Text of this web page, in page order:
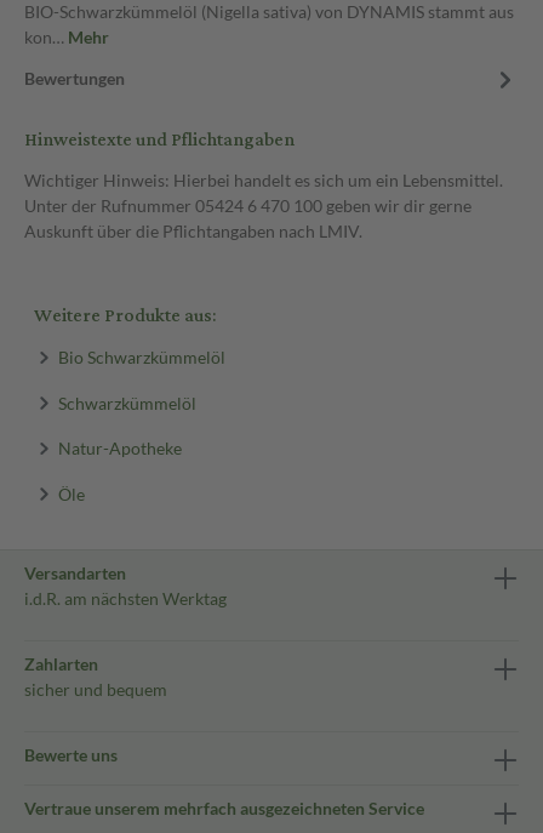
BIO-Schwarzkümmelöl (Nigella sativa) von DYNAMIS stammt aus
kon… Mehr
Bewertungen
Hinweistexte und Pflichtangaben
Wichtiger Hinweis: Hierbei handelt es sich um ein Lebensmittel.
Unter der Rufnummer 05424 6 470 100 geben wir dir gerne
Auskunft über die Pflichtangaben nach LMIV.
Weitere Produkte aus:
Bio Schwarzkümmelöl
Schwarzkümmelöl
Natur-Apotheke
Öle
Versandarten
i.d.R. am nächsten Werktag
Zahlarten
sicher und bequem
Bewerte uns
Vertraue unserem mehrfach ausgezeichneten Service